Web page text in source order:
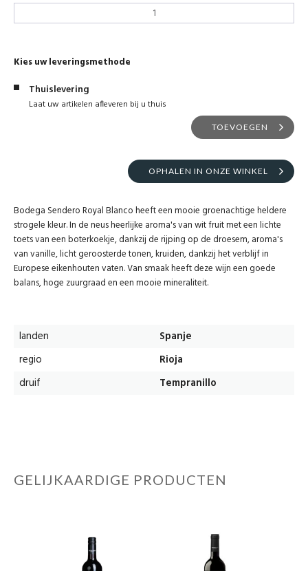
Kies uw leveringsmethode
Thuislevering
Laat uw artikelen afleveren bij u thuis
TOEVOEGEN
OPHALEN IN ONZE WINKEL
Bodega Sendero Royal Blanco heeft een mooie groenachtige heldere
strogele kleur. In de neus heerlijke aroma's van wit fruit met een lichte
toets van een boterkoekje, dankzij de rijping op de droesem, aroma's
van vanille, licht geroosterde tonen, kruiden, dankzij het verblijf in
Europese eikenhouten vaten. Van smaak heeft deze wijn een goede
balans, hoge zuurgraad en een mooie mineraliteit.
landen
Spanje
regio
Rioja
druif
Tempranillo
GELIJKAARDIGE PRODUCTEN